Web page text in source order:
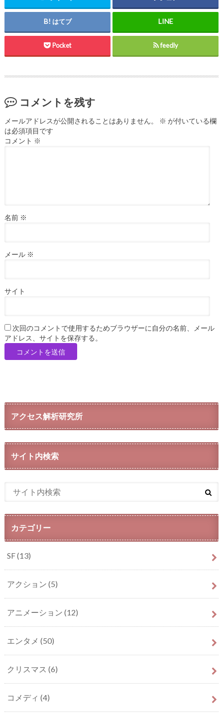
はてブ
Pocket feedly
コメントを残す
メールアドレスが公開されることはありません。 ※ が付いている欄
は必須項目です
コメント ※
名前 ※
メール ※
サイト
次回のコメントで使用するためブラウザーに自分の名前、メール
アドレス、サイトを保存する。
アクセス解析研究所
サイト内検索
カテゴリー
SF(13)
アクション (5)
アニメーション (12)
エンタメ (50)
クリスマス (6)
コメディ (4)